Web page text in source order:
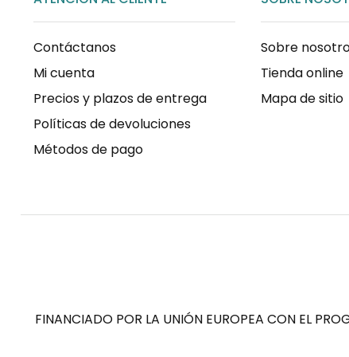
Contáctanos
Mi cuenta
Precios y plazos de entrega
Políticas de devoluciones
Métodos de pago
Sobre
Tienda online
Mapa de sitio
FINANCIADO POR LA UNIÓN EUROPEA CON EL